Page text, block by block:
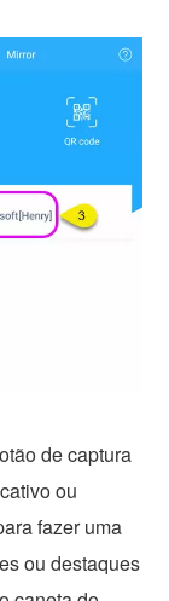
de captura
ou
fazer uma
ou destaques